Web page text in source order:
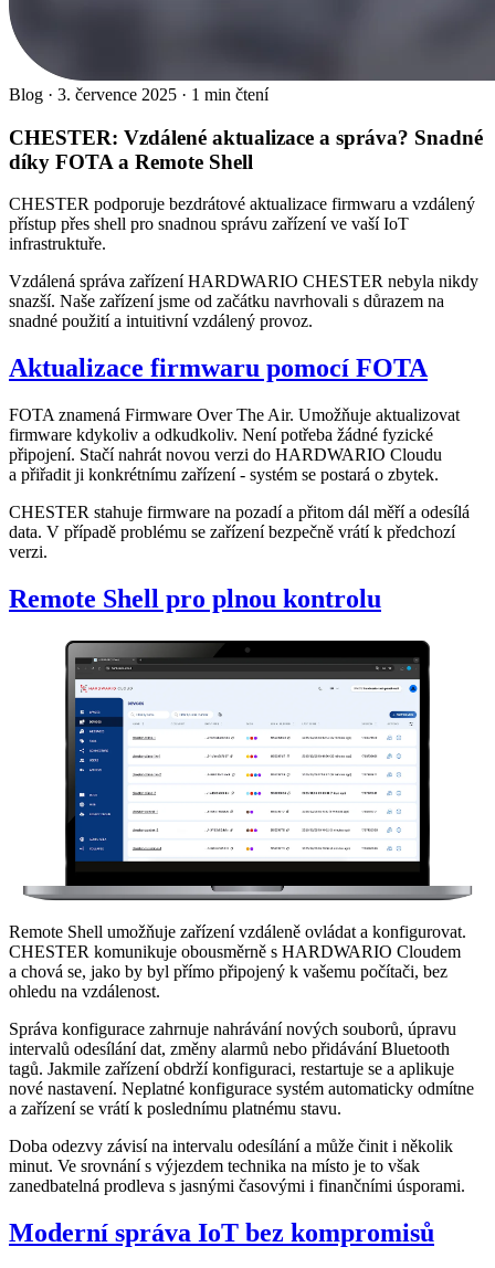
Blog · 3. července 2025 · 1 min čtení
CHESTER: Vzdálené aktualizace a správa? Snadné
díky FOTA a Remote Shell
CHESTER podporuje bezdrátové aktualizace firmwaru a vzdálený
přístup přes shell pro snadnou správu zařízení ve vaší IoT
infrastruktuře.
Vzdálená správa zařízení HARDWARIO CHESTER nebyla nikdy
snazší. Naše zařízení jsme od začátku navrhovali s důrazem na
snadné použití a intuitivní vzdálený provoz.
Aktualizace firmwaru pomocí FOTA
FOTA znamená Firmware Over The Air. Umožňuje aktualizovat
firmware kdykoliv a odkudkoliv. Není potřeba žádné fyzické
připojení. Stačí nahrát novou verzi do HARDWARIO Cloudu
a přiřadit ji konkrétnímu zařízení - systém se postará o zbytek.
CHESTER stahuje firmware na pozadí a přitom dál měří a odesílá
data. V případě problému se zařízení bezpečně vrátí k předchozí
verzi.
Remote Shell pro plnou kontrolu
Remote Shell umožňuje zařízení vzdáleně ovládat a konfigurovat.
CHESTER komunikuje obousměrně s HARDWARIO Cloudem
a chová se, jako by byl přímo připojený k vašemu počítači, bez
ohledu na vzdálenost.
Správa konfigurace zahrnuje nahrávání nových souborů, úpravu
intervalů odesílání dat, změny alarmů nebo přidávání Bluetooth
tagů. Jakmile zařízení obdrží konfiguraci, restartuje se a aplikuje
nové nastavení. Neplatné konfigurace systém automaticky odmítne
a zařízení se vrátí k poslednímu platnému stavu.
Doba odezvy závisí na intervalu odesílání a může činit i několik
minut. Ve srovnání s výjezdem technika na místo je to však
zanedbatelná prodleva s jasnými časovými i finančními úsporami.
Moderní správa IoT bez kompromisů